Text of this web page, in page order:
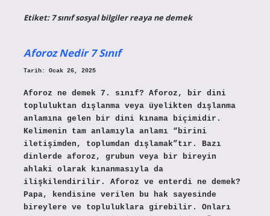
Etiket:7 sınıf sosyal bilgiler reaya ne demek
Aforoz Nedir 7 Sınıf
Tarih: Ocak 26, 2025
Aforoz ne demek 7. sınıf? Aforoz, bir dini
topluluktan dışlanma veya üyelikten dışlanma
anlamına gelen bir dini kınama biçimidir.
Kelimenin tam anlamıyla anlamı “birini
iletişimden, toplumdan dışlamak”tır. Bazı
dinlerde aforoz, grubun veya bir bireyin
ahlaki olarak kınanmasıyla da
ilişkilendirilir. Aforoz ve enterdi ne demek?
Papa, kendisine verilen bu hak sayesinde
bireylere ve topluluklara girebilir. Onları